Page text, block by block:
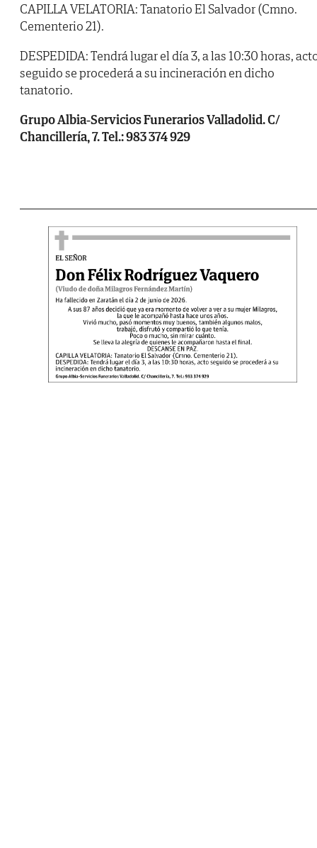
CAPILLA VELATORIA: Tanatorio El Salvador (Cmno.
Cementerio 21).
DESPEDIDA: Tendrá lugar el día 3, a las 10:30 horas,
seguido se procederá a su incineración en dicho
tanatorio.
Grupo Albia-Servicios Funerarios Valladolid. C/
Chancillería, 7. Tel.: 983 374 929